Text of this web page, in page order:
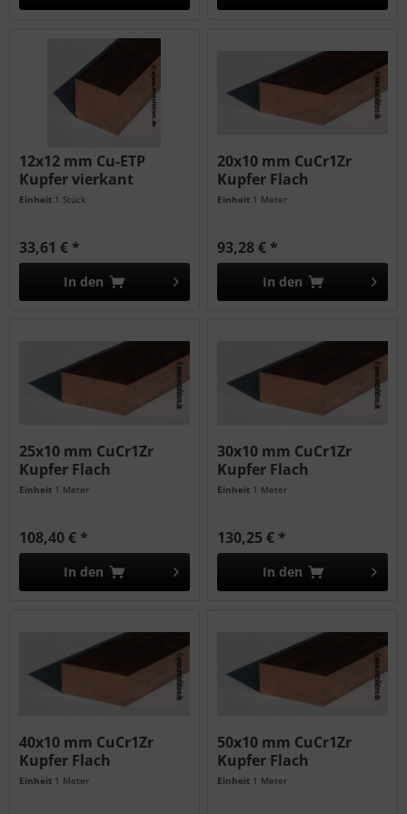
12x12 mm Cu-ETP
Kupfer vierkant
Einheit 1 Stück
33,61 € *
In den
20x10 mm CuCr1Zr
Kupfer Flach
Einheit 1 Meter
93,28 € *
In den
25x10 mm CuCr1Zr
Kupfer Flach
Einheit 1 Meter
108,40 € *
In den
30x10 mm CuCr1Zr
Kupfer Flach
Einheit 1 Meter
130,25 € *
In den
40x10 mm CuCr1Zr
Kupfer Flach
Einheit 1 Meter
50x10 mm CuCr1Zr
Kupfer Flach
Einheit 1 Meter